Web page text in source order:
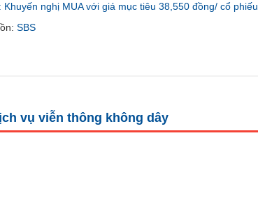
Khuyến nghị MUA với giá mục tiêu 38,550 đồng/ cổ phiếu
:SBS
vụ viễn thông không dây